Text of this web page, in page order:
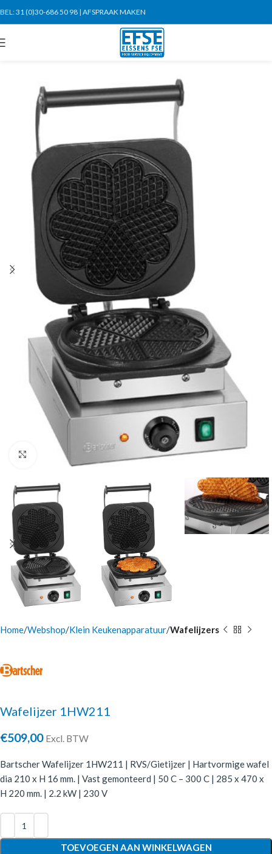
BEL:31 (0)30-686 50 98 | AFSPRAAK MAKEN
Click to enlarge
Home Webshop Klein Keukenapparatuur Wafelijzers
Wafelijzer 1HW211
€509,00 Excl. BTW
Bartscher Wafelijzer 1HW211 | RVS/Gietijzer | Hartvormige wafel
dia 210 x H 16 mm. | Vast gemonteerd | 50 C – 300 C | 285 x 470 x
H 220 mm. | 2.2 kW | 230 V
TOEVOEGEN AAN WINKELWAGEN